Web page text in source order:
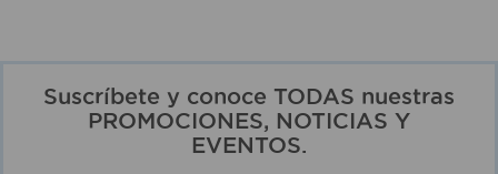
Suscríbete y conoce TODAS nuestras
PROMOCIONES, NOTICIAS Y
EVENTOS.